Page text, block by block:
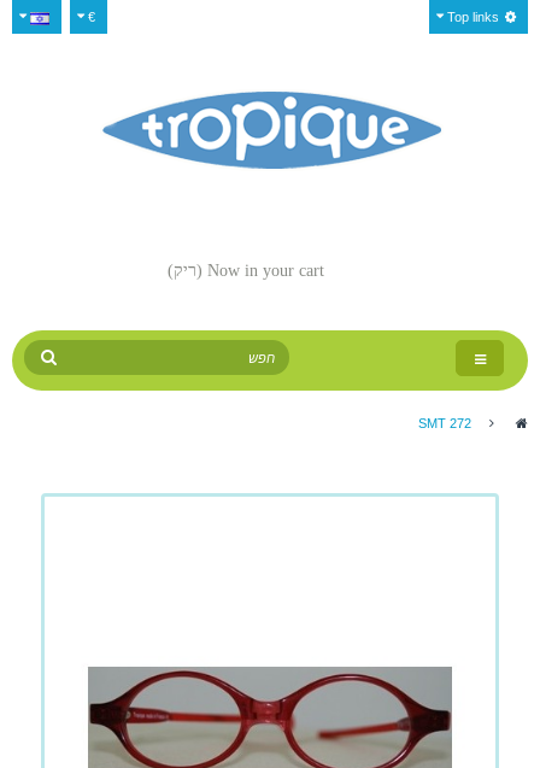
€ Top links
Now in your cart (ריק)
Toggle
navigation
>